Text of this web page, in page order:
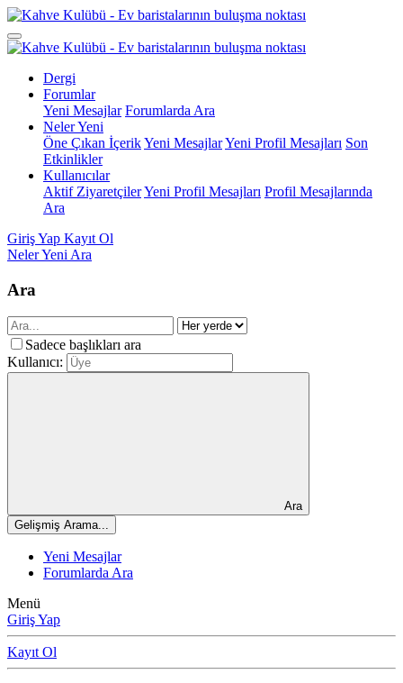
Dergi
Forumlar
Yeni Mesajlar Forumlarda Ara
Neler Yeni
Öne Çıkan İçerikYeni MesajlarYeni Profil Mesajları Son
Etkinlikler
Kullanıcılar
Aktif ZiyaretçilerYeni Profil Mesajları Profil Mesajlarında
Ara
Giriş Yap Kayıt Ol
Neler Yeni Ara
Ara
Sadece başlıkları ara
Kullanıcı:
Ara
Gelişmiş Arama...
Yeni Mesajlar
Forumlarda Ara
Menü
Giriş Yap
Kayıt Ol